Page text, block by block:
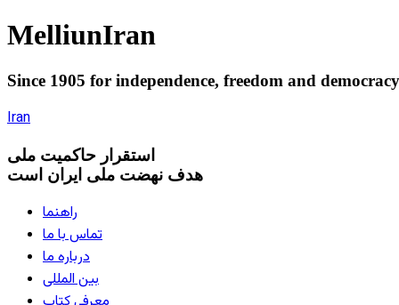
MelliunIran
Since 1905 for independence, freedom and democracy
Iran
استقرار حاکميت ملی
هدف نهضت ملی ایران است
راهنما
تماس با ما
درباره ما
بین المللی